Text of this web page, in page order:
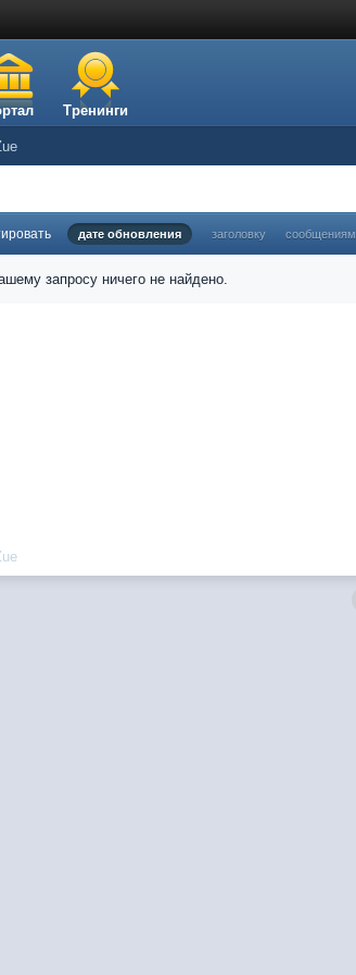
Тренинги
дате обновления заголовку сообщениям
запросу ничего не найдено.